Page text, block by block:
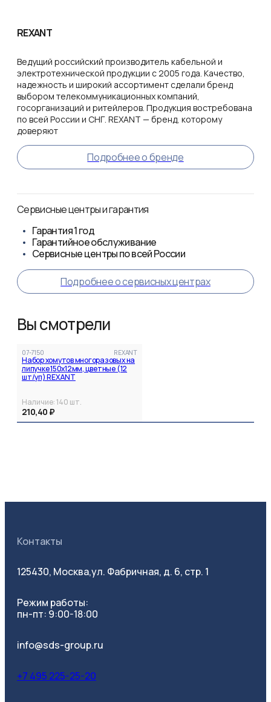
REXANT
Ведущий российский производитель кабельной и
электротехнической продукции с 2005 года. Качество,
надежность и широкий ассортимент сделали бренд
выбором телекоммуникационных компаний,
госорганизаций и ритейлеров. Продукция востребована
по всей России и СНГ. REXANT — бренд, которому
доверяют
Подробнее о бренде
Сервисные центры и гарантия
Гарантия1 год
Гарантийное обслуживание
Сервисные центры по всей России
Подробнее о сервисных центрах
Вы смотрели
07-7150 REXANT
Набор хомутов многоразовых на
липучке 150х12мм, цветные (12
шт/уп) REXANT
Наличие:140 шт.
210,40 ₽
Контакты
125430, Москва,ул. Фабричная, д. 6, стр. 1
Режим работы:
пн-пт: 9:00-18:00
info@sds-group.ru
+7 495 225-25-20